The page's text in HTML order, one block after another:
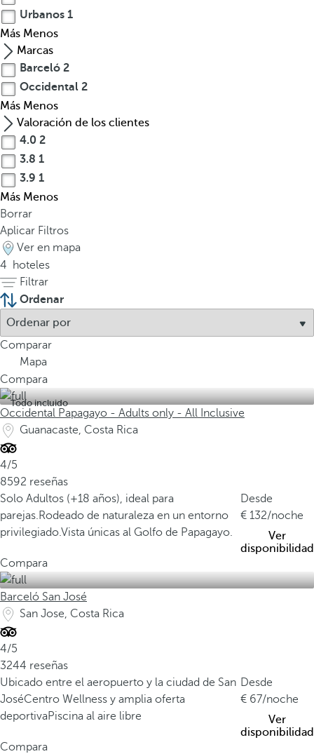
Urbanos 1
Más Menos
Marcas
Barceló 2
Occidental 2
Más Menos
Valoración de los clientes
4.0 2
3.8 1
3.9 1
Más Menos
Borrar
Aplicar Filtros
Ver en mapa
4
hoteles
Filtrar
Ordenar
Comparar
Mapa
Compara
Todo incluido
Occidental Papagayo - Adults only - All Inclusive
Guanacaste, Costa Rica
4/5
8592 reseñas
Solo Adultos (+18 años), ideal para
parejas.Rodeado de naturaleza en un entorno
privilegiado.Vista únicas al Golfo de Papagayo.
Desde
132/noche
Ver
disponibilidad
Compara
Barceló San José
San Jose, Costa Rica
4/5
3244 reseñas
Ubicado entre el aeropuerto y la ciudad de San
JoséCentro Wellness y amplia oferta
deportivaPiscina al aire libre
Desde
67/noche
Ver
disponibilidad
Compara
u
n
q
u
C
o
s
t
a
R
i
a
c
u
r
e
m
e
o
s
d
e
l
0
,
0
%
e
l
a
s
u
p
e
r
f
i
i